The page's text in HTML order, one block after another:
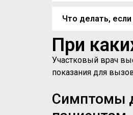
Что делать,
При
Участковый врач
показания для
Симптомы